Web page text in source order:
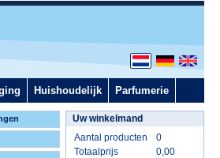
Huishoudelijk Parfumerie
Uw winkelmand
Aantal producten
0
Totaalprijs
0,00